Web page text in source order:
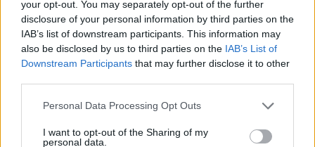
your opt-out. You may separately opt-out of the further
disclosure of your personal information by third parties on the
IAB’s list of downstream participants. This information may
also be disclosed by us to third parties on the IAB’s List of
Downstream Participants that may further disclose it to other
Personal Data Processing Opt Outs
I want to opt-out of the Sharing of my
personal data.
Γαρυφαλλιά Καληφώνη:
Διακοπές σε Κουφονήσια και
Πάρο, χωρίς τον Χρήστο
Μάστορα – Δείτε τις
φωτογραφίες
ΣΉΜΕΡΑ
Στις εικόνες που ανέβασε ποζάρει με το
μαγιό της στα υπέροχα νερά της Πάρου
Γιώργος Λιάγκας και Μαρία